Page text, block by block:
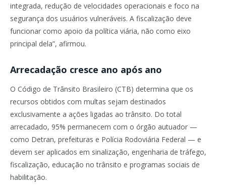
integrada, redução de velocidades operacionais e foco na
segurança dos usuários vulneráveis. A fiscalização deve
funcionar como apoio da política viária, não como eixo
principal dela”, afirmou.
Arrecadação cresce ano após ano
O Código de Trânsito Brasileiro (CTB) determina que os
recursos obtidos com multas sejam destinados
exclusivamente a ações ligadas ao trânsito. Do total
arrecadado, 95% permanecem com o órgão autuador —
como Detran, prefeituras e Polícia Rodoviária Federal — e
devem ser aplicados em sinalização, engenharia de tráfego,
fiscalização, educação no trânsito e programas sociais de
habilitação.